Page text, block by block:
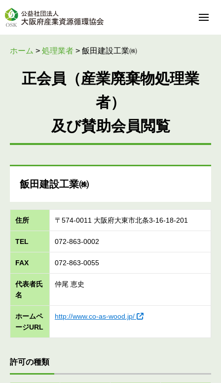
ホーム > 処理業者 > 飯田建設工業㈱
正会員（産業廃棄物処理業
者）
及び賛助会員閲覧
飯田建設工業㈱
住所 〒574-0011 大阪府大東市北条3-16-18-201
TEL 072-863-0002
FAX 072-863-0055
代表者氏
名
仲尾 恵史
ホームペ
ージURL
http://www.co-as-wood.jp/
許可の種類